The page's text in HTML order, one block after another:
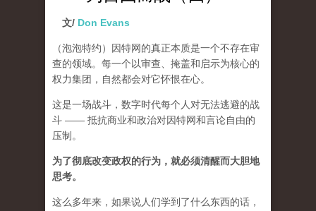
文/ Don Evans
（泡泡特约）
因特网的真正本质是一个不存在审
查的领域。每一个以审查、掩盖和启示为核心的
权力集团，自然都会对它怀恨在心。
这是一场战斗，数字时代每个人对无法逃避的战
斗 —— 抵抗商业和政治对因特网和言论自由的
压制。
为了彻底改变政权的行为，就必须清醒而大胆地
思考。
这么多年来，如果说人们学到了什么东西的话，